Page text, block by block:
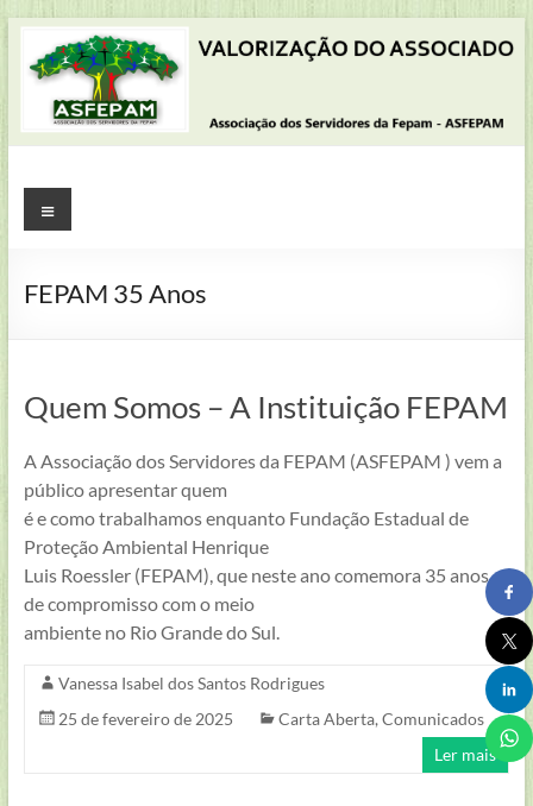
Pular
para
conteúdo
ASFEPAM
Servidores
de
Henrique
Roessler
Menu
FEPAM 35 Anos
Quem Somos – A Instituição FEPAM
A Associação dos Servidores da FEPAM (ASFEPAM ) vem a
público apresentar quem
é e como trabalhamos enquanto Fundação Estadual de
Proteção Ambiental Henrique
Luis Roessler (FEPAM), que neste ano comemora 35 anos
de compromisso com o meio
ambiente no Rio Grande do Sul.
Vanessa Isabel dos Santos Rodrigues
25 de fevereiro de 2025
Carta Aberta, Comunicados
Ler mais